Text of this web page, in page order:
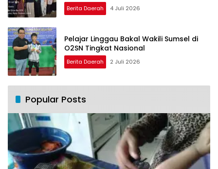
Berita Daerah 4 Juli 2026
Pelajar Linggau Bakal Wakili Sumsel di
O2SN Tingkat Nasional
Berita Daerah 2 Juli 2026
Popular Posts